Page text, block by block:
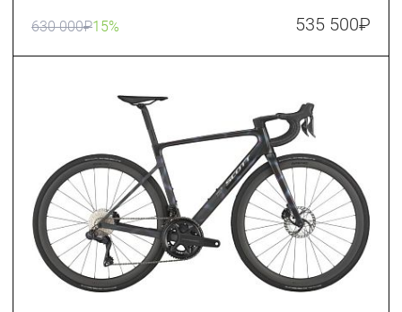
630 000₽15% 535 500₽